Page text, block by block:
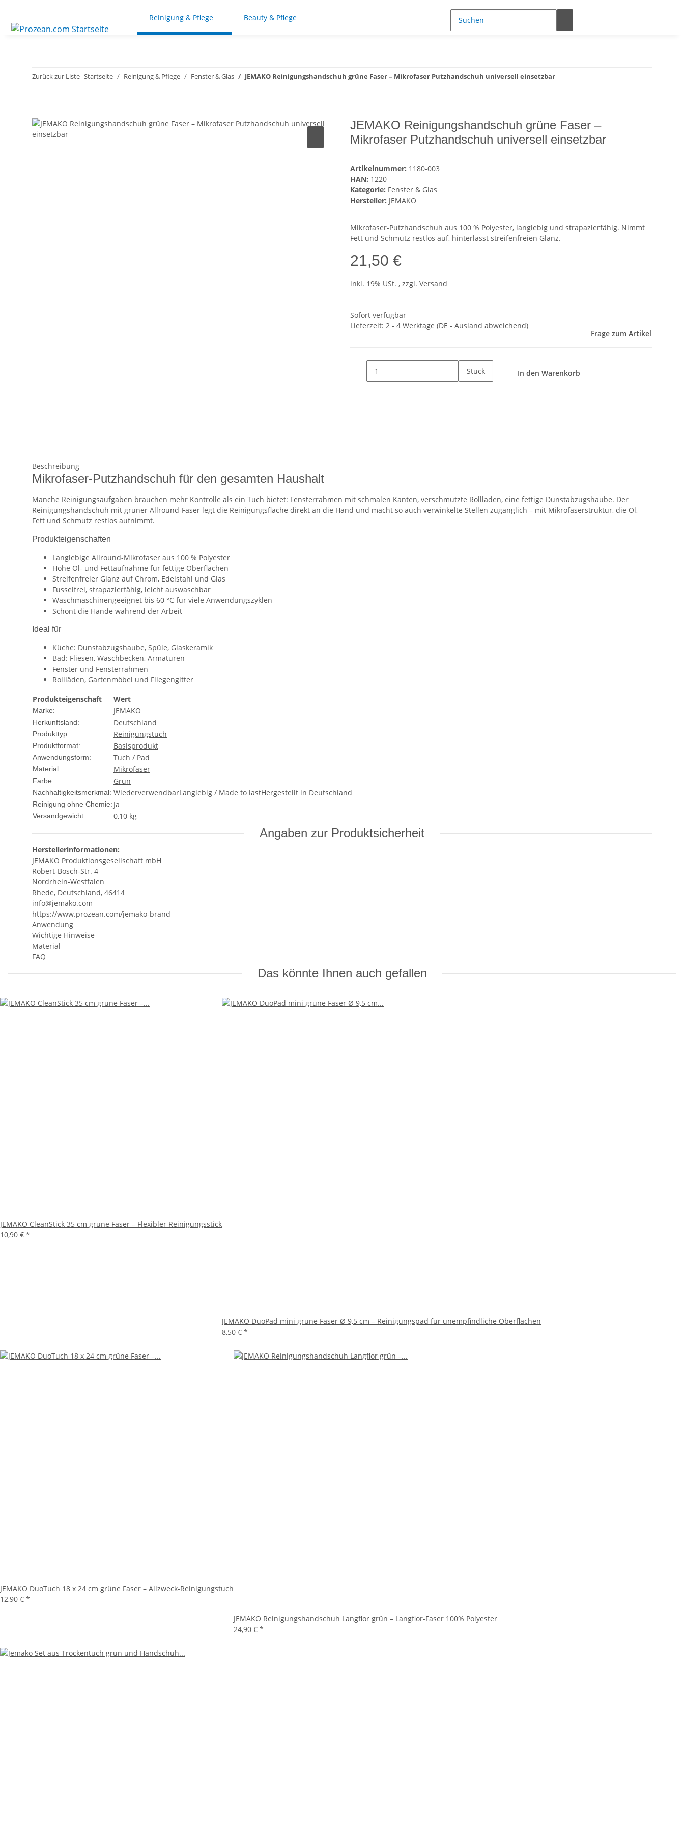
Reinigung & Pflege Beauty & Pflege
Zurück zur Liste Startseite Reinigung & Pflege Fenster & Glas JEMAKO Reinigungshandschuh grüne Faser – Mikrofaser Putzhandschuh universell einsetzbar
JEMAKO Reinigungshandschuh grüne Faser –
Mikrofaser Putzhandschuh universell einsetzbar
Artikelnummer: 1180-003
HAN: 1220
Kategorie: Fenster & Glas
Hersteller: JEMAKO
Mikrofaser-Putzhandschuh aus 100 % Polyester, langlebig und strapazierfähig. Nimmt
Fett und Schmutz restlos auf, hinterlässt streifenfreien Glanz.
21,50 €
inkl. 19% USt. , zzgl. Versand
Sofort verfügbar
Lieferzeit: 2 - 4 Werktage (DE - Ausland abweichend)
Frage zum Artikel
Stück In den Warenkorb
Beschreibung
Mikrofaser-Putzhandschuh für den gesamten Haushalt
Manche Reinigungsaufgaben brauchen mehr Kontrolle als ein Tuch bietet: Fensterrahmen mit schmalen Kanten, verschmutzte Rollläden, eine fettige Dunstabzugshaube. Der
Reinigungshandschuh mit grüner Allround-Faser legt die Reinigungsfläche direkt an die Hand und macht so auch verwinkelte Stellen zugänglich – mit Mikrofaserstruktur, die Öl,
Fett und Schmutz restlos aufnimmt.
Produkteigenschaften
Langlebige Allround-Mikrofaser aus 100 % Polyester
Hohe Öl- und Fettaufnahme für fettige Oberflächen
Streifenfreier Glanz auf Chrom, Edelstahl und Glas
Fusselfrei, strapazierfähig, leicht auswaschbar
Waschmaschinengeeignet bis 60 °C für viele Anwendungszyklen
Schont die Hände während der Arbeit
Ideal für
Küche: Dunstabzugshaube, Spüle, Glaskeramik
Bad: Fliesen, Waschbecken, Armaturen
Fenster und Fensterrahmen
Rollläden, Gartenmöbel und Fliegengitter
Produkteigenschaft
Wert
Marke: JEMAKO
Herkunftsland: Deutschland
Produkttyp: Reinigungstuch
Produktformat: Basisprodukt
Anwendungsform: Tuch / Pad
Material: Mikrofaser
Farbe: Grün
Nachhaltigkeitsmerkmal: WiederverwendbarLanglebig / Made to lastHergestellt in Deutschland
Reinigung ohne Chemie: Ja
Versandgewicht: 0,10 kg
Angaben zur Produktsicherheit
Herstellerinformationen:
JEMAKO Produktionsgesellschaft mbH
Robert-Bosch-Str. 4
Nordrhein-Westfalen
Rhede, Deutschland, 46414
info@jemako.com
https://www.prozean.com/jemako-brand
Anwendung
Wichtige Hinweise
Material
FAQ
Das könnte Ihnen auch gefallen
JEMAKO CleanStick 35 cm grüne Faser – Flexibler Reinigungsstick
10,90 € *
JEMAKO DuoPad mini grüne Faser Ø 9,5 cm – Reinigungspad für unempfindliche Oberflächen
8,50 € *
JEMAKO DuoTuch 18 x 24 cm grüne Faser – Allzweck-Reinigungstuch
12,90 € *
JEMAKO Reinigungshandschuh Langflor grün – Langflor-Faser 100% Polyester
24,90 € *